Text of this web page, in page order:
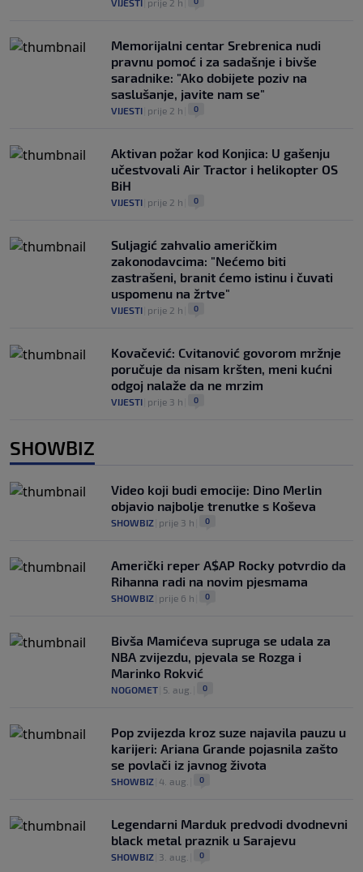
VIJESTI prije 2 h
Memorijalni centar Srebrenica nudi
pravnu pomoć i za sadašnje i bivše
saradnike: "Ako dobijete poziv na
saslušanje, javite nam se"
VIJESTI prije 2 h 0
Aktivan požar kod Konjica: U gašenju
učestvovali Air Tractor i helikopter OS
BiH
VIJESTI prije 2 h 0
Suljagić zahvalio američkim
zakonodavcima: "Nećemo biti
zastrašeni, branit ćemo istinu i čuvati
uspomenu na žrtve"
VIJESTI prije 2 h 0
Kovačević: Cvitanović govorom mržnje
poručuje da nisam kršten, meni kućni
odgoj nalaže da ne mrzim
VIJESTI prije 3 h 0
SHOWBIZ
Video koji budi emocije: Dino Merlin
objavio najbolje trenutke s Koševa
SHOWBIZ prije 3 h 0
Američki reper A$AP Rocky potvrdio da
Rihanna radi na novim pjesmama
SHOWBIZ prije 6 h 0
Bivša Mamićeva supruga se udala za
NBA zvijezdu, pjevala se Rozga i
Marinko Rokvić
NOGOMET 5. aug. 0
Pop zvijezda kroz suze najavila pauzu u
karijeri: Ariana Grande pojasnila zašto
se povlači iz javnog života
SHOWBIZ 4. aug. 0
Legendarni Marduk predvodi dvodnevni
black metal praznik u Sarajevu
SHOWBIZ 3. aug. 0